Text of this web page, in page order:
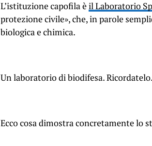
L’istituzione capofila èil Laboratorio
protezione civile», che, in parole
biologica e chimica.
Un laboratorio di biodifesa. Ricordatelo.
Ecco cosa dimostra concretamente lo